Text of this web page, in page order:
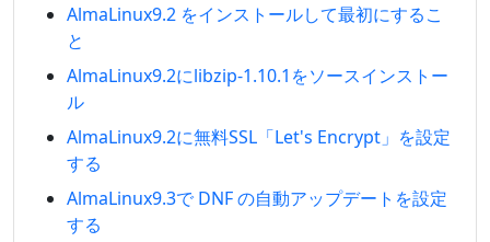
AlmaLinux9.2 をインストールして最初にするこ
と
AlmaLinux9.2にlibzip-1.10.1をソースインストー
ル
AlmaLinux9.2に無料SSL「Let's Encrypt」を設定
する
AlmaLinux9.3で DNF の自動アップデートを設定
する